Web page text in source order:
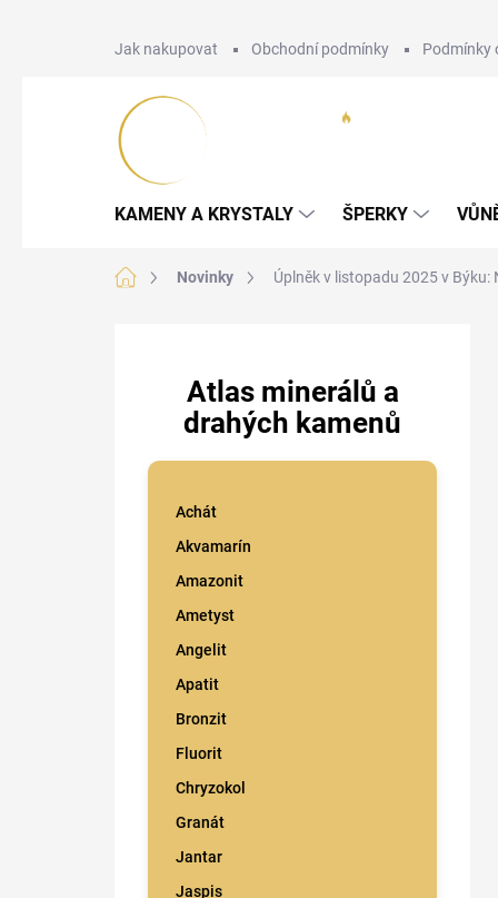
Jak nakupovat Obchodní podmínky Podmínky
KAMENY A KRYSTALY ŠPERKY
Domů Novinky Úplněk v listopadu 2025 v Býku:
Atlas minerálů a
drahých kamenů
Achát
Akvamarín
Amazonit
Ametyst
Angelit
Apatit
Bronzit
Fluorit
Chryzokol
Granát
Jantar
Jaspis